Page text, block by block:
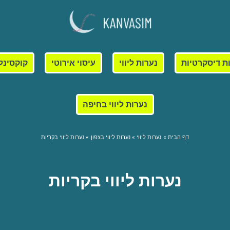
דיסקרטיות נערות ליווי עיסוי אירוטי
נערות ליווי בחיפה
דף הבית נערות ליווי נערות ליווי בצפון נערות ליווי בקריות
נערות ליווי בקריות